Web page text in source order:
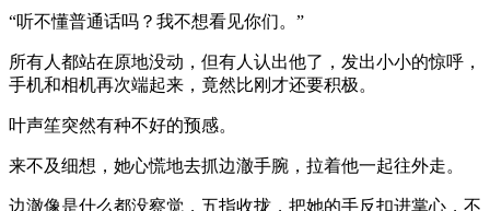
“听不懂普通话吗？我不想看见你们。”
所有人都站在原地没动，但有人认出他了，发出小小的惊呼，
手机和相机再次端起来，竟然比刚才还要积极。
叶声笙突然有种不好的预感。
来不及细想，她心慌地去抓边澈手腕，拉着他一起往外走。
边澈像是什么都没察觉，五指收拢，把她的手反扣进掌心，不